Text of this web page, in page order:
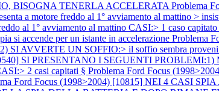
BISOGNA TENERLA ACCELERATA Problema
a motore freddo al 1° avviamento al mattino >
al 1° avviamento al mattino CASI:> 1 caso capitato
accende per un istante in accelerazione Problema
AVVERTE UN SOFFIO:> il soffio sembra
SI PRESENTANO I SEGUENTI
2 casi capitati § Problema Ford Focus
Ford Focus (1998>2004) [10815] NEI 4 CASI